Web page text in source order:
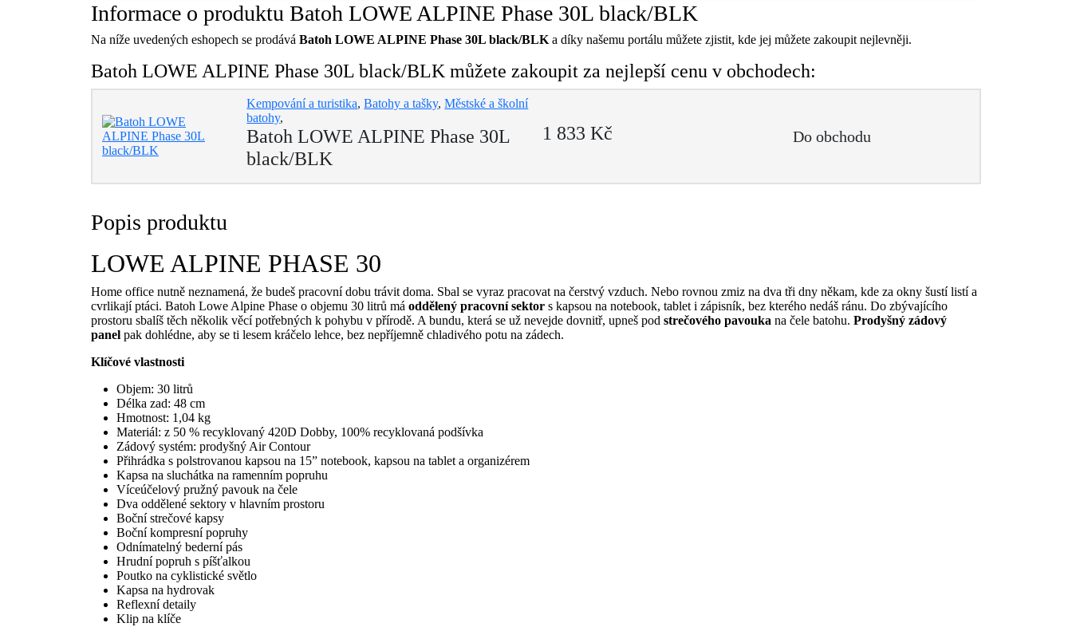
Informace o produktu Batoh LOWE ALPINE Phase 30L black/BLK
Na níže uvedených eshopech se prodává Batoh LOWE ALPINE Phase 30L black/BLK a díky našemu portálu můžete zjistit, kde jej můžete zakoupit nejlevněji.
Batoh LOWE ALPINE Phase 30L black/BLK můžete zakoupit za nejlepší cenu v obchodech:
Kempování a turistika,Batohy a tašky,Městské a školní
batohy,
Batoh LOWE ALPINE Phase 30L
black/BLK
1 833 Kč Do obchodu
Popis produktu
LOWE ALPINE PHASE 30
Home office nutně neznamená, že budeš pracovní dobu trávit doma. Sbal se vyraz pracovat na čerstvý vzduch. Nebo rovnou zmiz na dva tři dny někam, kde za okny šustí listí a
cvrlikají ptáci. Batoh Lowe Alpine Phase o objemu 30 litrů má oddělený pracovní sektor s kapsou na notebook, tablet i zápisník, bez kterého nedáš ránu. Do zbývajícího
prostoru sbalíš těch několik věcí potřebných k pohybu v přírodě. A bundu, která se už nevejde dovnitř, upneš pod strečového pavouka na čele batohu. Prodyšný zádový
panel pak dohlédne, aby se ti lesem kráčelo lehce, bez nepříjemně chladivého potu na zádech.
Klíčové vlastnosti
Objem: 30 litrů
Délka zad: 48 cm
Hmotnost: 1,04 kg
Materiál: z 50 % recyklovaný 420D Dobby, 100% recyklovaná podšívka
Zádový systém: prodyšný Air Contour
Přihrádka s polstrovanou kapsou na 15” notebook, kapsou na tablet a organizérem
Kapsa na sluchátka na ramenním popruhu
Víceúčelový pružný pavouk na čele
Dva oddělené sektory v hlavním prostoru
Boční strečové kapsy
Boční kompresní popruhy
Odnímatelný bederní pás
Hrudní popruh s píšťalkou
Poutko na cyklistické světlo
Kapsa na hydrovak
Reflexní detaily
Klip na klíče